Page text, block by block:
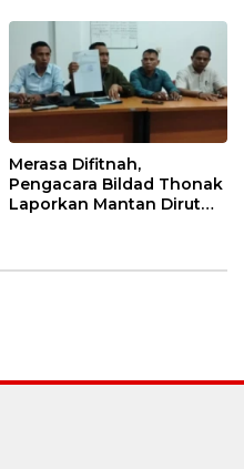
Tagih Pajak
Merasa Difitnah,
Pengacara Bildad Thonak
Laporkan Mantan Dirut